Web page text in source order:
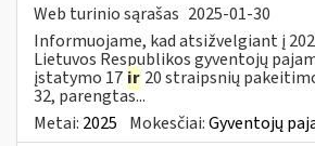
Web turinio sąrašas 2025-01-30
Informuojame, kad atsižvelgiant į
Lietuvos Respublikos gyventojų
įstatymo 17 ir 20 straipsnių
32, parengtas...
Metai: 2025 Mokesčiai:Gyventojų